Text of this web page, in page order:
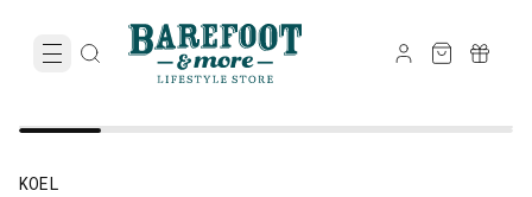
KOEL